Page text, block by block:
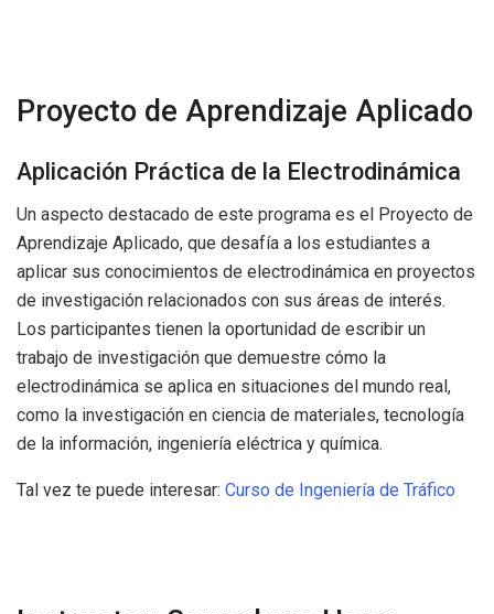
Proyecto de Aprendizaje Aplicado
Aplicación Práctica de la Electrodinámica
Un aspecto destacado de este programa es el Proyecto de
Aprendizaje Aplicado, que desafía a los estudiantes a
aplicar sus conocimientos de electrodinámica en proyectos
de investigación relacionados con sus áreas de interés.
Los participantes tienen la oportunidad de escribir un
trabajo de investigación que demuestre cómo la
electrodinámica se aplica en situaciones del mundo real,
como la investigación en ciencia de materiales, tecnología
de la información, ingeniería eléctrica y química.
Tal vez te puede interesar: Curso de Ingeniería de Tráfico